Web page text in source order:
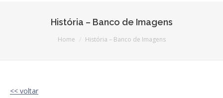
CCA É PRA VOCÊ?
História – Banco de Imagens
Home História – Banco de Imagens
<< voltar